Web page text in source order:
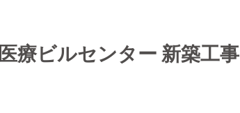
療ビルセンター 新築工事